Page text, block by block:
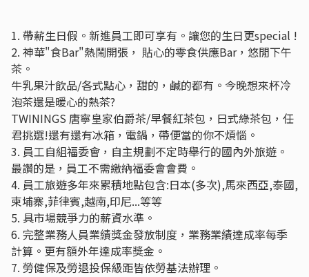
1. 帶薪生日假。新進員工即可享有。讓您的生日更special !
2. 神華"食Bar"熱鬧開張， 貼心的零食供應Bar，悠閒下午
茶。
牛乳果汁飲品/各式點心，甜的，鹹的都有。今晚想來杯冷
泡茶還是暖心的熱茶?
TWININGS 唐寧皇家伯爵茶/早餐紅茶包，日式綠茶包，任
君挑選!還有還有冰箱，電鍋，帶便當的你不煩惱。
3. 員工自組福委會，自主規劃不定時舉行的國內外旅遊。
最讚的是，員工不需繳納福委會會費。
4. 員工旅遊多年來累積地點包含:日本(多次),馬來西亞,泰國,
柬埔寨,菲律賓,越南,印尼...等等
5. 具市場競爭力的薪資水準。
6. 完整業務人員業績獎金發放制度，業務業績達成率每季
計算。更有額外年達成率獎金。
7. 勞健保及勞退投保級距皆依勞基法辦理。